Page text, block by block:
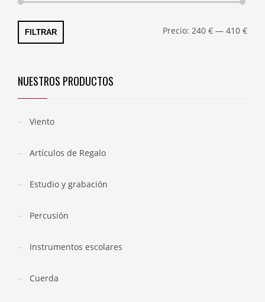
FILTRAR Precio: 240 € — 410 €
NUESTROS PRODUCTOS
Viento
Artículos de Regalo
Estudio y grabación
Percusión
Instrumentos escolares
Cuerda